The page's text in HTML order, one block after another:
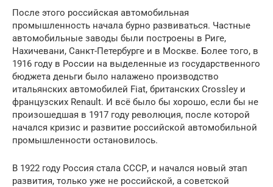
После этого российская автомобильная
промышленность начала бурно развиваться. Частные
автомобильные заводы были построены в Риге,
Нахичевани, Санкт-Петербурге и в Москве. Более того, в
1916 году в России на выделенные из государственного
бюджета деньги было налажено производство
итальянских автомобилей Fiat, британских Crossley и
французских Renault. И всё было бы хорошо, если бы не
произошедшая в 1917 году революция, после которой
начался кризис и развитие российской автомобильной
промышленности остановилось.
В 1922 году Россия стала СССР, и начался новый этап
развития, только уже не российской, а советской